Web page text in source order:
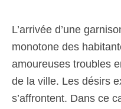
L’arrivée d’une
monotone des
amoureuses troubles
de la ville. Les désirs
s’affrontent. Dans ce